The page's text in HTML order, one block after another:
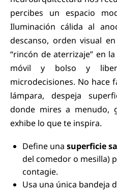
percibes un espacio
Iluminación cálida al
descanso, orden visual
“rincón de aterrizaje” en
móvil y bolso y
microdecisiones. No hace
lámpara, despeja
donde mires a menudo,
exhibe lo que te inspira.
Define una superficie
del comedor o mesilla)
contagie.
Usa una única bandeja